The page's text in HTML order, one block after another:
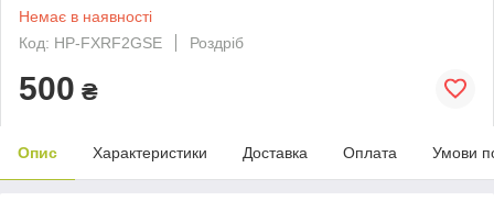
Немає в наявності
Код: HP-FXRF2GSE
Роздріб
500 ₴
Опис Характеристики Доставка Оплата Умови